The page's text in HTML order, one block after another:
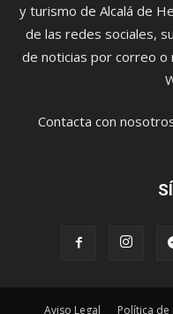
y turismo de Alcalá de
de las redes sociales,
de noticias por correo
Contacta con
Aviso Legal Política